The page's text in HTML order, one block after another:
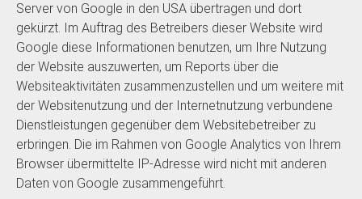
Server von Google in den USA übertragen und dort
gekürzt. Im Auftrag des Betreibers dieser Website wird
Google diese Informationen benutzen, um Ihre Nutzung
der Website auszuwerten, um Reports über die
Websiteaktivitäten zusammenzustellen und um weitere mit
der Websitenutzung und der Internetnutzung verbundene
Dienstleistungen gegenüber dem Websitebetreiber zu
erbringen. Die im Rahmen von Google Analytics von Ihrem
Browser übermittelte IP-Adresse wird nicht mit anderen
Daten von Google zusammengeführt.